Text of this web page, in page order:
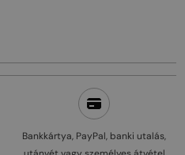
Bankkártya, PayPal, banki utalás,